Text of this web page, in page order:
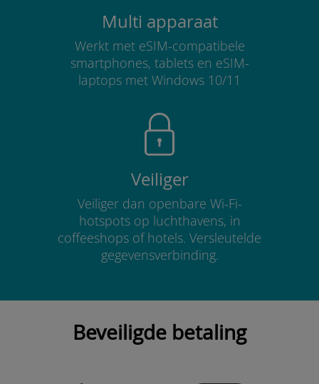
Multi apparaat
Werkt met eSIM-compatibele
smartphones, tablets en eSIM-
laptops met Windows 10/11
Veiliger
Veiliger dan openbare Wi-Fi-
hotspots op luchthavens, in
coffeeshops of hotels. Versleutelde
gegevensverbinding.
Beveiligde betaling